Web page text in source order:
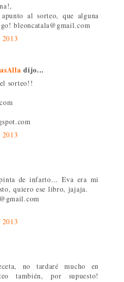
al sorteo, que alguna
bleoncatala@gmail.com
dijo...
sorteo!!
de infarto... Eva era mi
quiero ese libro, jajaja.
no tardaré mucho en
también, por supuesto!